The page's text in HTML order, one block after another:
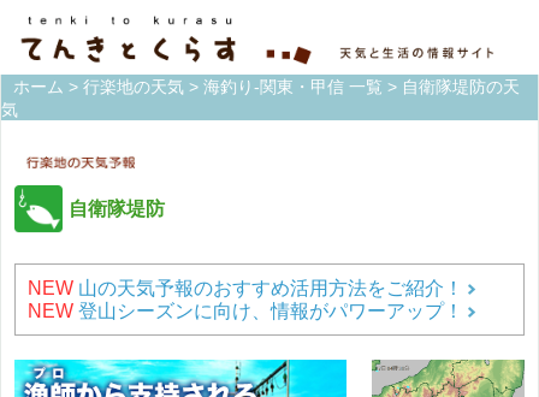
ホーム > 行楽地の天気 > 海釣り-関東・甲信 一覧 > 自衛隊堤防の天
気
自衛隊堤防
NEW 山の天気予報のおすすめ活用方法をご紹介！
NEW 登山シーズンに向け、情報がパワーアップ！